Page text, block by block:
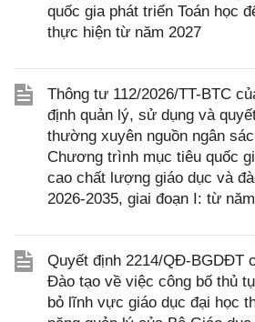
quốc gia phát triển Toán học
thực hiện từ năm 2027
Thông tư 112/2026/TT-BTC
định quản lý, sử dụng và
thường xuyên nguồn ngân
Chương trình mục tiêu quốc
cao chất lượng giáo dục và
2026-2035, giai đoạn I: từ
Quyết định 2214/QĐ-BGDĐT
Đào tạo về việc công bố thủ
bỏ lĩnh vực giáo dục đại học